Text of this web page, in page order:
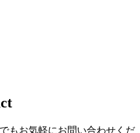
もお気軽にお問い合わせくだ